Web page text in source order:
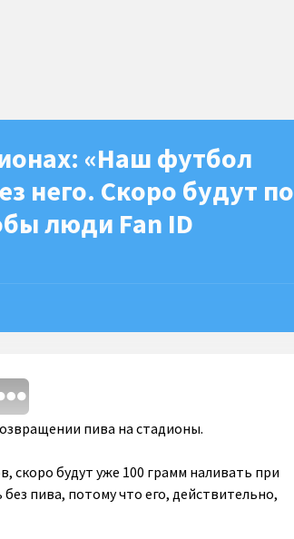
«Наш футбол
него. Скоро будут по
люди Fan ID
пива на стадионы.
будут уже 100 грамм наливать при
пива, потому что его, действительно,